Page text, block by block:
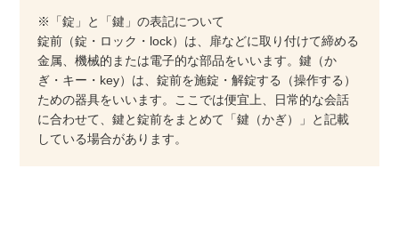
※「錠」と「鍵」の表記について
錠前（錠・ロック・lock）は、扉などに取り付けて締める
金属、機械的または電子的な部品をいいます。鍵（か
ぎ・キー・key）は、錠前を施錠・解錠する（操作する）
ための器具をいいます。ここでは便宜上、日常的な会話
に合わせて、鍵と錠前をまとめて「鍵（かぎ）」と記載
している場合があります。